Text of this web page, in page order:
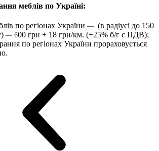
меблів по Україні:
по регіонах України — (в радіусі до 150
— 600 грн + 18 грн/км. (+25% б/г с ПДВ);
по регіонах України прораховується